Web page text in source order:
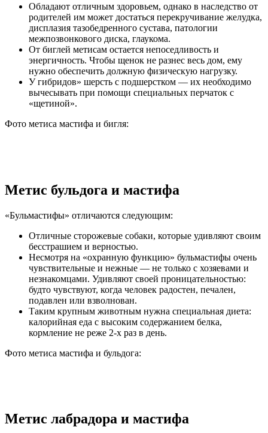
Обладают отличным здоровьем, однако в наследство от
родителей им может достаться перекручивание желудка,
дисплазия тазобедренного сустава, патологии
межпозвонкового диска, глаукома.
От биглей метисам остается непоседливость и
энергичность. Чтобы щенок не разнес весь дом, ему
нужно обеспечить должную физическую нагрузку.
У гибридов» шерсть с подшерстком — их необходимо
вычесывать при помощи специальных перчаток с
«щетиной».
Фото метиса мастифа и бигля:
Метис бульдога и мастифа
«Бульмастифы» отличаются следующим:
Отличные сторожевые собаки, которые удивляют своим
бесстрашием и верностью.
Несмотря на «охранную функцию» бульмастифы очень
чувствительные и нежные — не только с хозяевами и
незнакомцами. Удивляют своей проницательностью:
будто чувствуют, когда человек радостен, печален,
подавлен или взволнован.
Таким крупным животным нужна специальная диета:
калорийная еда с высоким содержанием белка,
кормление не реже 2-х раз в день.
Фото метиса мастифа и бульдога:
Метис лабрадора и мастифа